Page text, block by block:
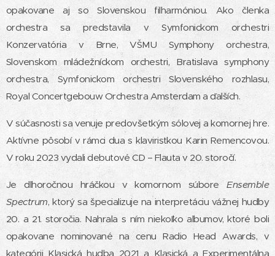
opakovane aj so Slovenskou filharmóniou. Ako členka
orchestra sa predstavila v Symfonickom orchestri
Konzervatória v Brne, VŠMU Symphony orchestra,
Slovenskom mládežníckom orchestri, Bratislava symphony
orchestra, Symfonickom orchestri Slovenského rozhlasu,
Royal Concertgebouw Orchestra Amsterdam a ďalších.
V súčasnosti sa venuje predovšetkým sólovej a komornej hre.
Aktívne pôsobí v rámci dua s klaviristkou Karin Remencovou.
V roku 2023 vydali debutové CD – Flauta v 20. storočí.
Je dlhoročnou hráčkou v komornom súboreEnsemble
Spectrum, ktorý sa špecializuje na interpretáciu vážnej hudby
20. a 21. storočia. Nahrala s ním niekoľko albumov, ktoré boli
opakovane nominované na cenu Radio Head Awards, v
kategórii Klasická hudba 2021 a Klasická a Experimentálna